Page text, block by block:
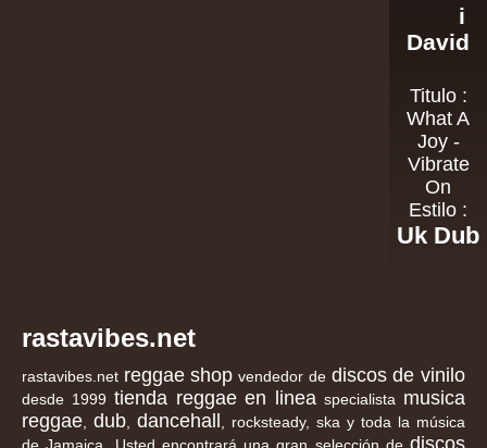
i
David
Titulo :
What A
Joy -
Vibrate
On
Estilo :
Uk Dub
rastavibes.net
rastavibes.net reggae shop vendedor de discos de vinilo
desde 1999 tienda reggae en linea specialista musica
reggae dub dancehall
, rocksteady, ska y toda la música
discos